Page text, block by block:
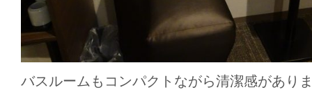
バスルームもコンパクトながら清潔感があり